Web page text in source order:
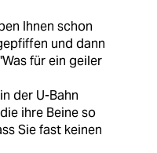
Ihnen schon
und dann
für ein geiler
der U-Bahn
ihre Beine so
Sie fast keinen